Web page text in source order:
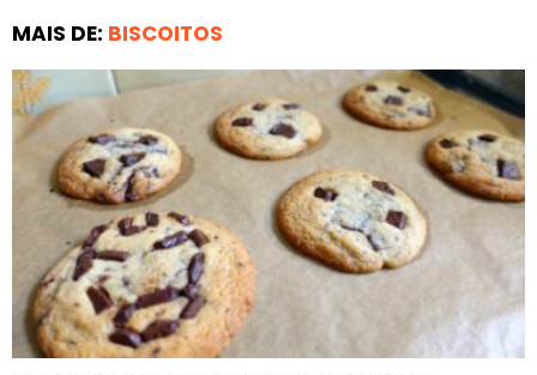
MAIS DE: BISCOITOS